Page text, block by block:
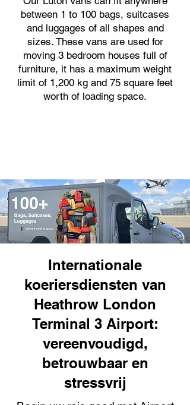
between 1 to 100 bags, suitcases
and luggages of all shapes and
sizes. These vans are used for
moving 3 bedroom houses full of
furniture, it has a maximum weight
limit of 1,200 kg and 75 square feet
worth of loading space.
Internationale
koeriersdiensten van
Heathrow London
Terminal 3 Airport:
vereenvoudigd,
betrouwbaar en
stressvrij